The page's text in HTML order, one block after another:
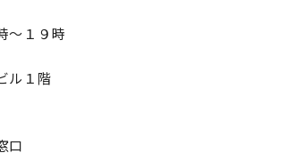
～１９時
ル１階
口